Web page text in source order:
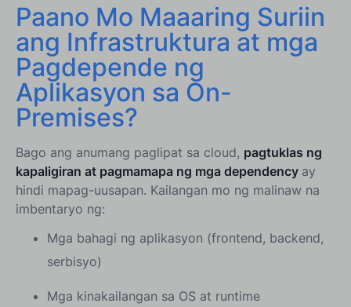
Ano ang Papel ng Advanced Security sa
Pagprotekta sa mga Migradong Kapaligiran?
Wakas
Paano Mo Maaaring Suriin
ang Infrastruktura at mga
Pagdepende ng
Aplikasyon sa On-
Premises?
Bago ang anumang paglipat sa cloud, pagtuklas ng
kapaligiran at pagmamapa ng mga dependency ay
hindi mapag-uusapan. Kailangan mo ng malinaw na
imbentaryo ng:
Mga bahagi ng aplikasyon (frontend, backend,
serbisyo)
Mga kinakailangan sa OS at runtime